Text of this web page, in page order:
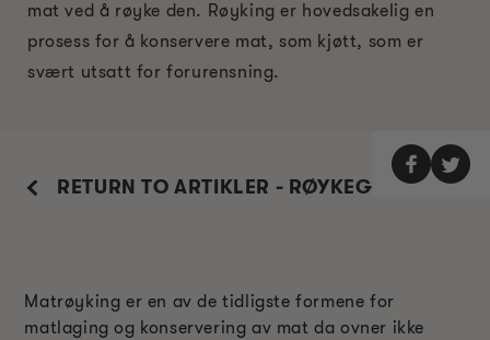
mat ved å røyke den. Røyking er hovedsakelig en
prosess for å konservere mat, som kjøtt, som er
svært utsatt for forurensning.
RETURN TO ARTIKLER - RØYKEGUIDE
Matrøyking er en av de tidligste formene for
matlaging og konservering av mat da ovner ikke